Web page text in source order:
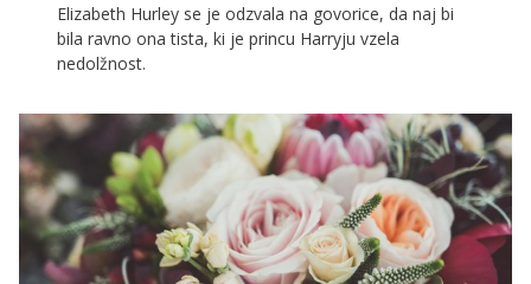
Elizabeth Hurley se je odzvala na govorice, da naj bi
bila ravno ona tista, ki je princu Harryju vzela
nedolžnost.